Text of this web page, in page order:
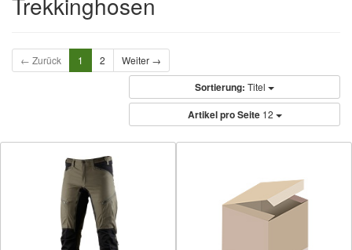
← Zurück 1 2 Weiter →
Sortierung: Titel
Artikel pro Seite 12